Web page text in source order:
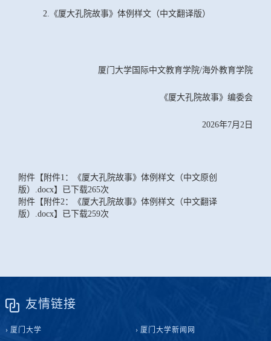
2. 《厦大孔院故事》体例样文（中文翻译版）
厦门大学国际中文教育学院/海外教育学院
《厦大孔院故事》编委会
2026年7月2日
附件【 附件1：《厦大孔院故事》体例样文（中文原创
版）.docx】已下载265次
附件【 附件2：《厦大孔院故事》体例样文（中文翻译
版）.docx】已下载259次
友情链接
厦门大学 厦门大学新闻网